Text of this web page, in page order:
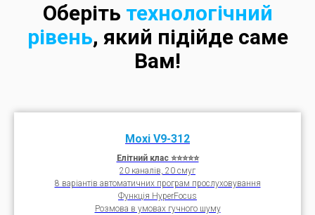
Оберіть технологічний
рівень, який підійде саме
Вам!
Moxi V9-312
Елітний клас ⭐⭐⭐⭐⭐
20 каналів, 20 смуг
8 варіантів автоматичних програм прослуховування
Функція HyperFocus
Розмова в умовах гучного шуму